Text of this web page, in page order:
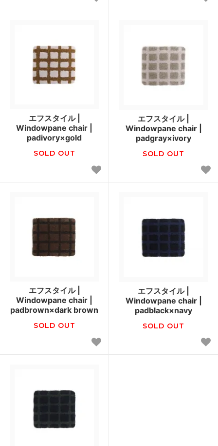
エフスタイル |
Windowpane chair |
padivory×gold
SOLD OUT
エフスタイル |
Windowpane chair |
padgray×ivory
SOLD OUT
エフスタイル |
Windowpane chair |
padbrown×dark brown
SOLD OUT
エフスタイル |
Windowpane chair |
padblack×navy
SOLD OUT